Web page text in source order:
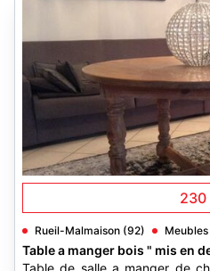
230
Rueil-Malmaison (92) Meubles
Table a manger bois " mis en
Table de salle a manger de